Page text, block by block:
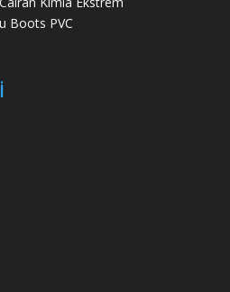
Boots PVC